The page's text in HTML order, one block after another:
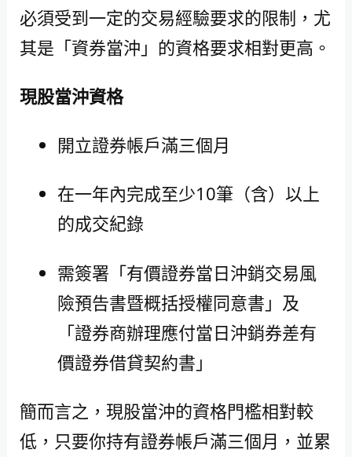
必須受到一定的交易經驗要求的限制，尤
其是「資券當沖」的資格要求相對更高。
現股當沖資格
開立證券帳戶滿三個月
在一年內完成至少10筆（含）以上
的成交紀錄
需簽署「有價證券當日沖銷交易風
險預告書暨概括授權同意書」及
「證券商辦理應付當日沖銷券差有
價證券借貸契約書」
簡而言之，現股當沖的資格門檻相對較
低，只要你持有證券帳戶滿三個月，並累